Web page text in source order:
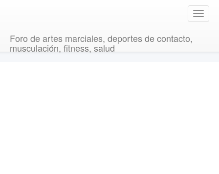
T
o
Foro de artes marciales, deportes de contacto,
musculación, fitness, salud